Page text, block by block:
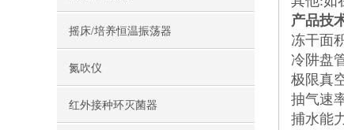
摇床/培养恒温振荡器
氮吹仪
红外接种环灭菌器
产品技
冻干面
冷阱盘
极限真
抽气速
捕水能